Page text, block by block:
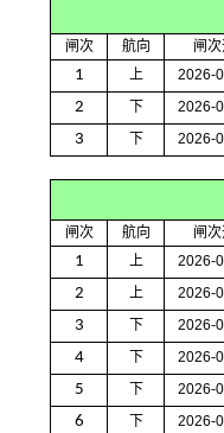
闸次 航向 闸
1 上 2026-
2 下 2026-
3 下 2026-
闸次 航向 闸
1 上 2026-
2 上 2026-
3 下 2026-
4 下 2026-
5 下 2026-
6 下 2026-